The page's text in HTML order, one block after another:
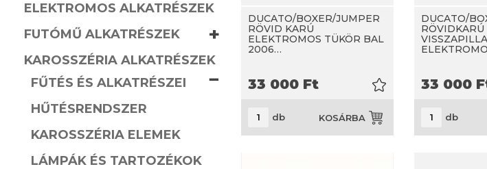
ELEKTROMOS ALKATRÉSZEK
FUTÓMŰ ALKATRÉSZEK
+
KAROSSZÉRIA ALKATRÉSZEK
−
FŰTÉS ÉS ALKATRÉSZEI
HŰTÉSRENDSZER
KAROSSZÉRIA ELEMEK
LÁMPÁK ÉS TARTOZÉKOK
DUCATO/BOXER/JUMPER
RÖVID KARÚ
ELEKTROMOS TÜKÖR BAL
2006…
33 000 Ft
db KOSÁRBA
DUCATO/
RÖVIDKARÚ
33 000
db